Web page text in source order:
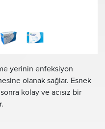
yerinin enfeksiyon
olanak sağlar. Esnek
kolay ve acısız bir